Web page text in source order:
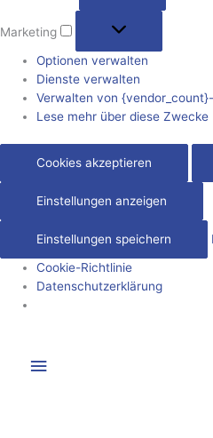
Marketing
Optionen verwalten
Dienste verwalten
Verwalten von
Lese mehr über diese Zwecke
Cookies akzeptieren
Einstellungen anzeigen
Einstellungen speichern
Cookie-Richtlinie
Datenschutzerklärung
Hauptmenü